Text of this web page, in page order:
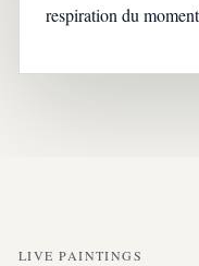
respiration du
LIVE PAINTINGS